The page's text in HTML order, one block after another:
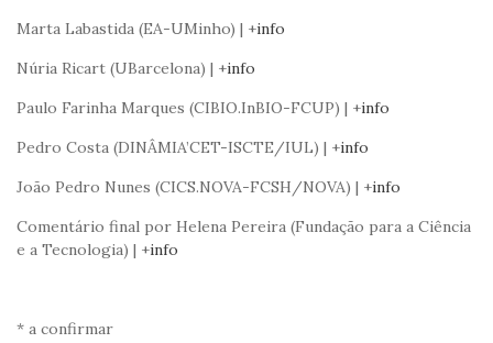
Marta Labastida (EA-UMinho) | +info
Núria Ricart (UBarcelona) | +info
Paulo Farinha Marques (CIBIO.InBIO-FCUP) | +info
Pedro Costa (DINÂMIA’CET-ISCTE/IUL) | +info
João Pedro Nunes (CICS.NOVA-FCSH/NOVA) | +info
Comentário final por Helena Pereira (Fundação para a Ciência
e a Tecnologia) | +info
* a confirmar